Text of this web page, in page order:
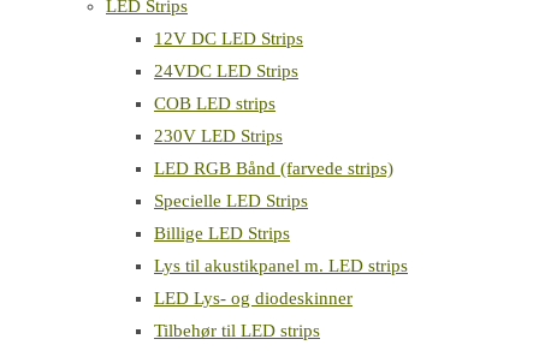
LED Strips
12V DC LED Strips
24VDC LED Strips
COB LED strips
230V LED Strips
LED RGB Bånd (farvede strips)
Specielle LED Strips
Billige LED Strips
Lys til akustikpanel m. LED strips
LED Lys- og diodeskinner
Tilbehør til LED strips